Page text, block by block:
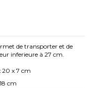
de transporter et de
inferieure à 27 cm.
20 x 7 cm
cm